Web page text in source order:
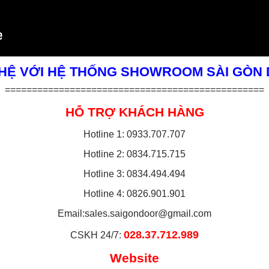
VỚI HỆ THỐNG SHOWROOM SÀI GÒN
================================================
HỖ TRỢ KHÁCH HÀNG
Hotline 1: 0933.707.707
Hotline 2: 0834.715.715
Hotline 3: 0834.494.494
Hotline 4: 0826.901.901
Email:sales.saigondoor@gmail.com
CSKH 24/7: 028.37.712.989
Website